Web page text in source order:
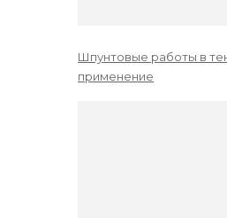
Шпунтовые работы в
применение